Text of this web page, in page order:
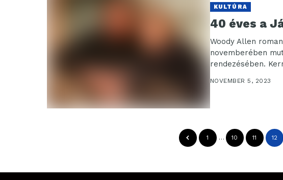
KULTÚRA
40 éves a
Woody Allen
novemberében
rendezésében.
NOVEMBER 5, 2023
1 … 10 11 12